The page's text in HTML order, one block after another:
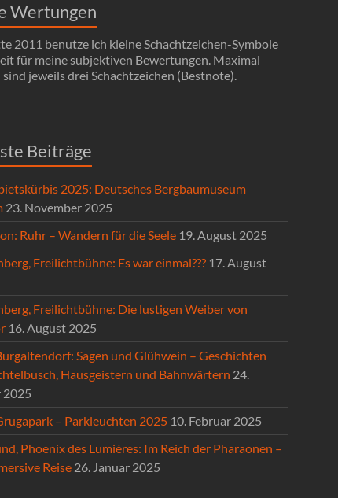
Wertungen
2011 benutze ich kleine Schachtzeichen-Symbole
für meine subjektiven Bewertungen. Maximal
sind jeweils drei Schachtzeichen (Bestnote).
Beiträge
2025: Deutsches Bergbaumuseum
23. November 2025
Ruhr – Wandern für die Seele 19. August 2025
Freilichtbühne: Es war einmal??? 17. August
Freilichtbühne: Die lustigen Weiber von
16. August 2025
Sagen und Glühwein – Geschichten
Hausgeistern und Bahnwärtern 24.
2025
– Parkleuchten 2025 10. Februar 2025
Phoenix des Lumières: Im Reich der Pharaonen –
Reise 26. Januar 2025